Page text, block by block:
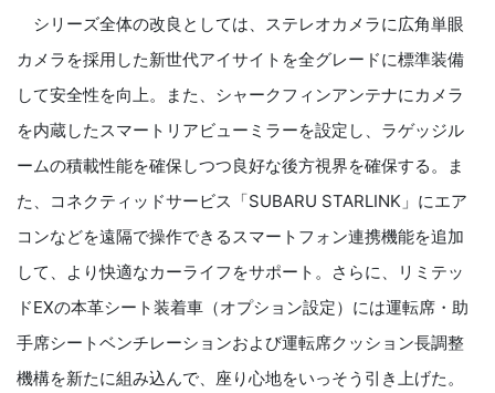
シリーズ全体の改良としては、ステレオカメラに広角単眼
カメラを採用した新世代アイサイトを全グレードに標準装備
して安全性を向上。また、シャークフィンアンテナにカメラ
を内蔵したスマートリアビューミラーを設定し、ラゲッジル
ームの積載性能を確保しつつ良好な後方視界を確保する。ま
た、コネクティッドサービス「SUBARU STARLINK」にエア
コンなどを遠隔で操作できるスマートフォン連携機能を追加
して、より快適なカーライフをサポート。さらに、リミテッ
ドEXの本革シート装着車（オプション設定）には運転席・助
手席シートベンチレーションおよび運転席クッション長調整
機構を新たに組み込んで、座り心地をいっそう引き上げた。